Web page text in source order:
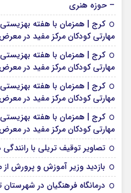
– حوزه هنری
کرج | همزمان با هفته
مهارتی کودکان مرکز مفید در
کرج | همزمان با هفته
مهارتی کودکان مرکز مفید در
کرج | همزمان با هفته
مهارتی کودکان مرکز مفید در
کرج | همزمان با هفته
مهارتی کودکان مرکز مفید در
تصاویر توقیف تریلی با رانندگی دختر
بازدید وزیر آموزش و پرورش از
درمانگاه فرهنگیان در شهرستان